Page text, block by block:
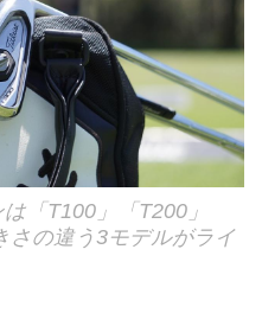
「T100」「T200」
さの違う3モデルがライ